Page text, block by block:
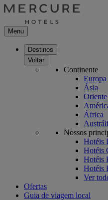
Menu
Destinos
Voltar
Continente
Europa
Ásia
África
Nossos
Hotéis
Hotéis
Hotéis
Hotéis
Ver
Ofertas
Guia de viagem local